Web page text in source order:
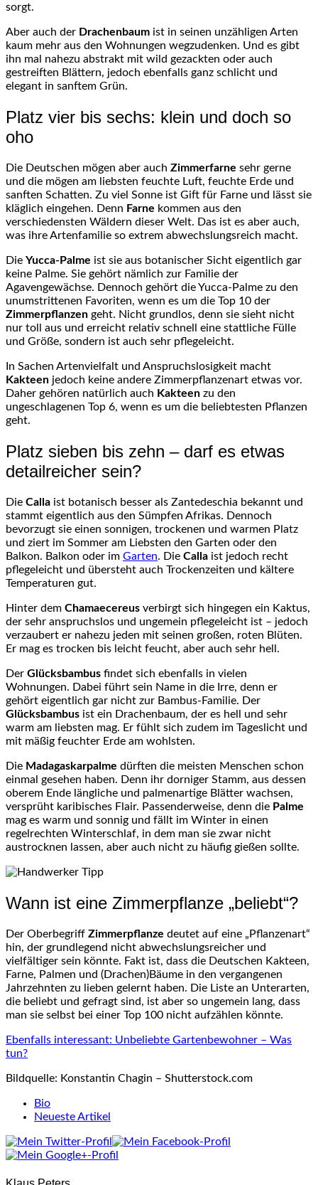
sorgt.
Aber auch der Drachenbaum ist in seinen unzähligen Arten
kaum mehr aus den Wohnungen wegzudenken. Und es gibt
ihn mal nahezu abstrakt mit wild gezackten oder auch
gestreiften Blättern, jedoch ebenfalls ganz schlicht und
elegant in sanftem Grün.
Platz vier bis sechs: klein und doch so
oho
Die Deutschen mögen aber auch Zimmerfarne sehr gerne
und die mögen am liebsten feuchte Luft, feuchte Erde und
sanften Schatten. Zu viel Sonne ist Gift für Farne und lässt sie
kläglich eingehen. Denn Farne kommen aus den
verschiedensten Wäldern dieser Welt. Das ist es aber auch,
was ihre Artenfamilie so extrem abwechslungsreich macht.
Die Yucca-Palme ist sie aus botanischer Sicht eigentlich gar
keine Palme. Sie gehört nämlich zur Familie der
Agavengewächse. Dennoch gehört die Yucca-Palme zu den
unumstrittenen Favoriten, wenn es um die Top 10 der
Zimmerpflanzen geht. Nicht grundlos, denn sie sieht nicht
nur toll aus und erreicht relativ schnell eine stattliche Fülle
und Größe, sondern ist auch sehr pflegeleicht.
In Sachen Artenvielfalt und Anspruchslosigkeit macht
Kakteen jedoch keine andere Zimmerpflanzenart etwas vor.
Daher gehören natürlich auch Kakteen zu den
ungeschlagenen Top 6, wenn es um die beliebtesten Pflanzen
geht.
Platz sieben bis zehn – darf es etwas
detailreicher sein?
Die Calla ist botanisch besser als Zantedeschia bekannt und
stammt eigentlich aus den Sümpfen Afrikas. Dennoch
bevorzugt sie einen sonnigen, trockenen und warmen Platz
und ziert im Sommer am Liebsten den Garten oder den
Balkon. Balkon oder im Garten. Die Calla ist jedoch recht
pflegeleicht und übersteht auch Trockenzeiten und kältere
Temperaturen gut.
Hinter dem Chamaecereus verbirgt sich hingegen ein Kaktus,
der sehr anspruchslos und ungemein pflegeleicht ist – jedoch
verzaubert er nahezu jeden mit seinen großen, roten Blüten.
Er mag es trocken bis leicht feucht, aber auch sehr hell.
Der Glücksbambus findet sich ebenfalls in vielen
Wohnungen. Dabei führt sein Name in die Irre, denn er
gehört eigentlich gar nicht zur Bambus-Familie. Der
Glücksbambus ist ein Drachenbaum, der es hell und sehr
warm am liebsten mag. Er fühlt sich zudem im Tageslicht und
mit mäßig feuchter Erde am wohlsten.
Die Madagaskarpalme dürften die meisten Menschen schon
einmal gesehen haben. Denn ihr dorniger Stamm, aus dessen
oberem Ende längliche und palmenartige Blätter wachsen,
versprüht karibisches Flair. Passenderweise, denn die Palme
mag es warm und sonnig und fällt im Winter in einen
regelrechten Winterschlaf, in dem man sie zwar nicht
austrocknen lassen, aber auch nicht zu häufig gießen sollte.
Wann ist eine Zimmerpflanze „beliebt“?
Der Oberbegriff Zimmerpflanze deutet auf eine „Pflanzenart“
hin, der grundlegend nicht abwechslungsreicher und
vielfältiger sein könnte. Fakt ist, dass die Deutschen Kakteen,
Farne, Palmen und (Drachen)Bäume in den vergangenen
Jahrzehnten zu lieben gelernt haben. Die Liste an Unterarten,
die beliebt und gefragt sind, ist aber so ungemein lang, dass
man sie selbst bei einer Top 100 nicht aufzählen könnte.
Ebenfalls interessant: Unbeliebte Gartenbewohner – Was
tun?
Bildquelle: Konstantin Chagin – Shutterstock.com
following
tabs
change
Bio
Neueste Artikel